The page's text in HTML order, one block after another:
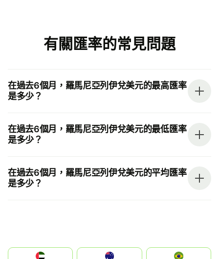
有關匯率的常見問題
在過去6個月，羅馬尼亞列伊兌美元的最高匯率
是多少？
在過去6個月，羅馬尼亞列伊兌美元的最低匯率
是多少？
在過去6個月，羅馬尼亞列伊兌美元的平均匯率
是多少？
الإمارات العربية المتحدة